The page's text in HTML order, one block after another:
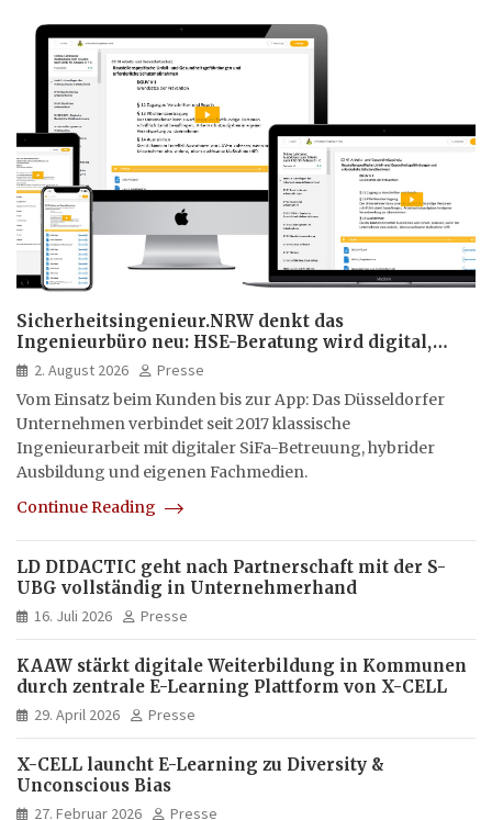
Sicherheitsingenieur.NRW denkt das
Ingenieurbüro neu: HSE-Beratung wird digital,
hybrid und multimedial
2. August 2026
Presse
Vom Einsatz beim Kunden bis zur App: Das Düsseldorfer
Unternehmen verbindet seit 2017 klassische
Ingenieurarbeit mit digitaler SiFa-Betreuung, hybrider
Ausbildung und eigenen Fachmedien.
Continue Reading
LD DIDACTIC geht nach Partnerschaft mit der S-
UBG vollständig in Unternehmerhand
16. Juli 2026 Presse
KAAW stärkt digitale Weiterbildung in Kommunen
durch zentrale E-Learning Plattform von X-CELL
29. April 2026 Presse
X-CELL launcht E-Learning zu Diversity &
Unconscious Bias
27. Februar 2026 Presse